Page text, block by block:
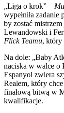
„Liga o krok” –
wypełniła
by zostać
Lewandowski i
Flick Teamu, który
Na dole: „Baby
naciska w walce o
Espanyol zwiera
Realem, który
finałową bitwą w
kwalifikacje.